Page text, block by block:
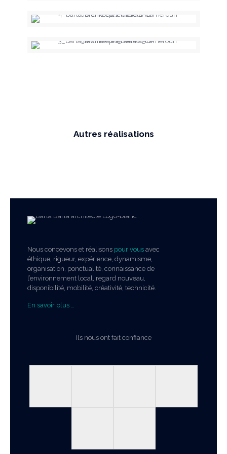
Autres réalisations
Nous concevons et réalisons pour vous avec
éthique, rigueur, expérience, dynamisme,
organisation, ponctualité, connaissance de
l’environnement local, regard nouveau,
disponibilité, mobilité, créativité, technicité.
En savoir plus …
Ils nous ont fait confiance